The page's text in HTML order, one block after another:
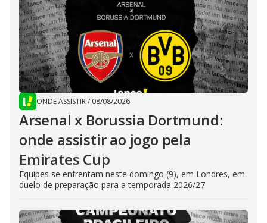
ONDE ASSISTIR/ 08/08/2026
Arsenal x Borussia Dortmund:
onde assistir ao jogo pela
Emirates Cup
Equipes se enfrentam neste domingo (9), em Londres, em
duelo de preparação para a temporada 2026/27